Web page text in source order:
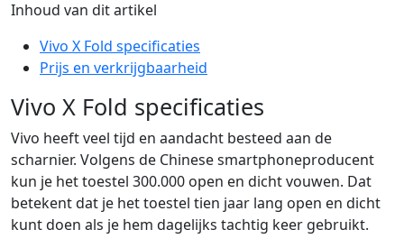
Inhoud van dit artikel
Vivo X Fold specificaties
Prijs en verkrijgbaarheid
Vivo X Fold specificaties
Vivo heeft veel tijd en aandacht besteed aan de
scharnier. Volgens de Chinese smartphoneproducent
kun je het toestel 300.000 open en dicht vouwen. Dat
betekent dat je het toestel tien jaar lang open en dicht
kunt doen als je hem dagelijks tachtig keer gebruikt.